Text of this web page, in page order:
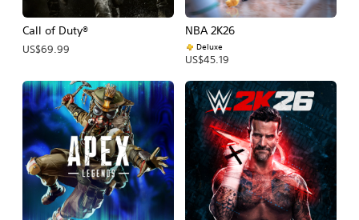
Call of Duty®
US$69.99
NBA 2K26
Deluxe
US$45.19